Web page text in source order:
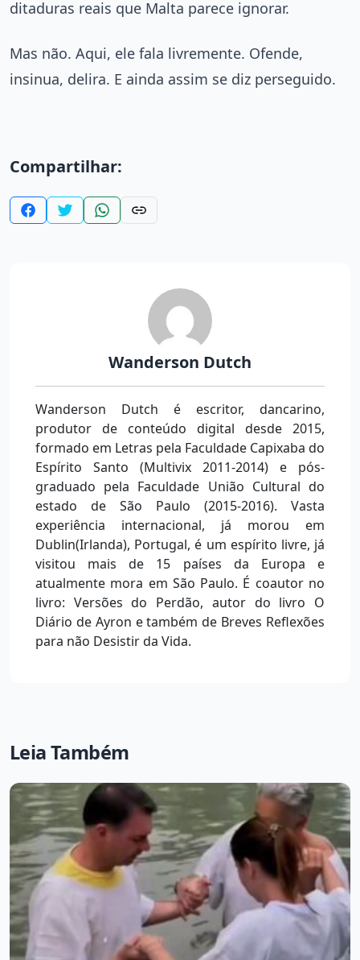
ditaduras reais que Malta parece ignorar.
Mas não. Aqui, ele fala livremente. Ofende,
insinua, delira. E ainda assim se diz perseguido.
Compartilhar:
Wanderson Dutch
Wanderson Dutch é escritor, dancarino,
produtor de conteúdo digital desde 2015,
formado em Letras pela Faculdade Capixaba do
Espírito Santo (Multivix 2011-2014) e pós-
graduado pela Faculdade União Cultural do
estado de São Paulo (2015-2016). Vasta
experiência internacional, já morou em
Dublin(Irlanda), Portugal, é um espírito livre, já
visitou mais de 15 países da Europa e
atualmente mora em São Paulo. É coautor no
livro: Versões do Perdão, autor do livro O
Diário de Ayron e também de Breves Reflexões
para não Desistir da Vida.
Leia Também